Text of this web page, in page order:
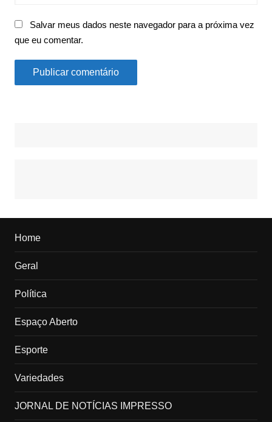
Salvar meus dados neste navegador para a próxima vez
que eu comentar.
Home
Geral
Política
Espaço Aberto
Esporte
Variedades
JORNAL DE NOTÍCIAS IMPRESSO